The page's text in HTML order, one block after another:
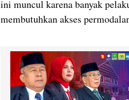
ini muncul karena banyak
membutuhkan akses